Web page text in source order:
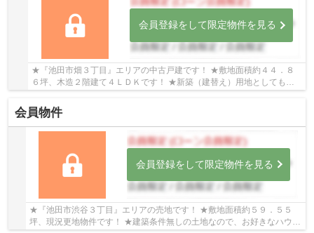
会員登録をして限定物件を見る
★『池田市畑３丁目』エリアの中古戸建です！ ★敷地面積約４４．８
６坪、木造２階建て４ＬＤＫです！ ★新築（建替え）用地としてもご
会員物件
会員登録をして限定物件を見る
★『池田市渋谷３丁目』エリアの売地です！ ★敷地面積約５９．５５
坪、現況更地物件です！ ★建築条件無しの土地なので、お好きなハウス